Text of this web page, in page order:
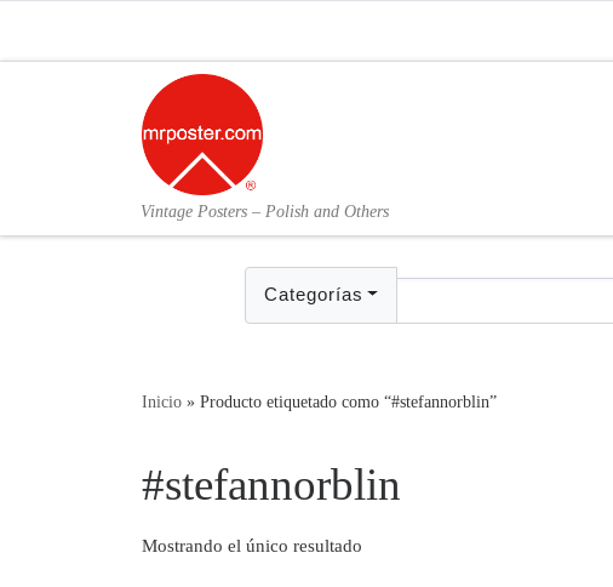
Vintage Posters – Polish and Others
Categorías
Inicio » Producto etiquetado como “#stefannorblin”
#stefannorblin
Mostrando el único resultado